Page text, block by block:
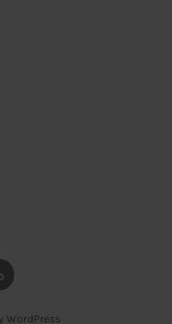
WordPress